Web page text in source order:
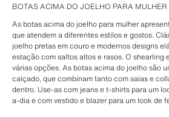
BOTAS ACIMA DO JOELHO PARA MULHER
As botas acima do joelho para mulher
que atendem a diferentes estilos e gostos.
joelho pretas em couro e modernos designs
estação com saltos altos e rasos. O shearling
várias opções. As botas acima do joelho são
calçado, que combinam tanto com saias e
dentro. Use-as com jeans e t-shirts para um
a-dia e com vestido e blazer para um look de